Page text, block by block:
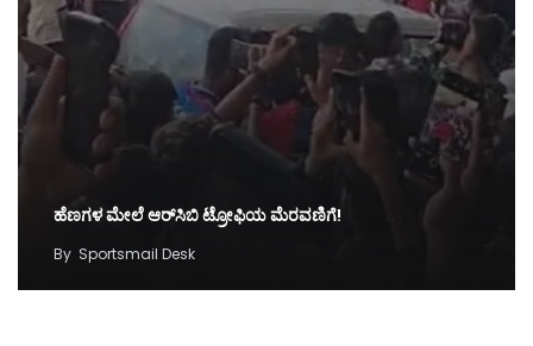
ಹೆಣಗಳ ಮೇಲೆ ಆರ್‌ಸಿಬಿ ಟ್ರೋಫಿಯ ಮೆರವಣಿಗೆ!
By Sportsmail Desk